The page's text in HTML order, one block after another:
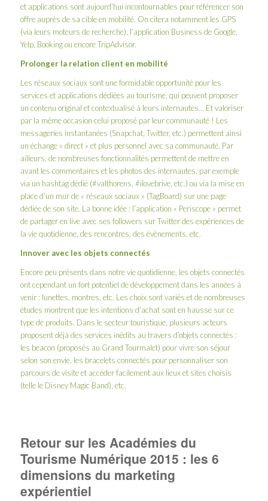
et applications sont aujourd’hui incontournables pour référencer son
offre auprès de sa cible en mobilité. On citera notamment les GPS
(via leurs moteurs de recherche), l’application Business de Google,
Yelp, Booking ou encore TripAdvisor.
Prolonger la relation client en mobilité
Les réseaux sociaux sont une formidable opportunité pour les
services et applications dédiées au tourisme, qui peuvent proposer
un contenu original et contextualisé à leurs internautes… Et valoriser
par la même occasion celui proposé par leur communauté ! Les
messageries instantanées (Snapchat, Twitter, etc.) permettent ainsi
un échange « direct » et plus personnel avec sa communauté. Par
ailleurs, de nombreuses fonctionnalités permettent de mettre en
avant les commentaires et les photos des internautes, par exemple
via un hashtag dédié (#valthorens, #ilovebrive, etc.) ou via la mise en
place d’un mur de « réseaux sociaux » (TagBoard) sur une page
dédiée de son site. La bonne idée : l’application « Periscope » permet
de partager en live avec ses followers sur Twitter des expériences de
la vie quotidienne, des rencontres, des évènements, etc.
Innover avec les objets connectés
Encore peu présents dans notre vie quotidienne, les objets connectés
ont cependant un fort potentiel de développement dans les années à
venir : lunettes, montres, etc. Les choix sont variés et de nombreuses
études montrent que les intentions d’achat sont en hausse sur ce
type de produits. Dans le secteur touristique, plusieurs acteurs
proposent déjà des services inédits au travers d’objets connectés :
les beacon (proposés au Grand Tourmalet) pour vivre son séjour
selon son envie, les bracelets connectés pour personnaliser son
parcours de visite et accéder facilement aux lieux et sites choisis
(telle le Disney Magic Band), etc.
Retour sur les Académies du
Tourisme Numérique 2015 : les 6
dimensions du marketing
expérientiel